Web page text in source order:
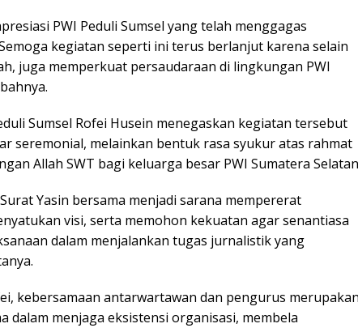
PWI Peduli Sumsel yang telah menggagas
kegiatan seperti ini terus berlanjut karena selain
juga memperkuat persaudaraan di lingkungan PWI
Sumsel Rofei Husein menegaskan kegiatan tersebut
seremonial, melainkan bentuk rasa syukur atas rahmat
Allah SWT bagi keluarga besar PWI Sumatera
Yasin bersama menjadi sarana mempererat
visi, serta memohon kekuatan agar senantiasa
dalam menjalankan tugas jurnalistik yang
kebersamaan antarwartawan dan pengurus merupakan
dalam menjaga eksistensi organisasi, membela